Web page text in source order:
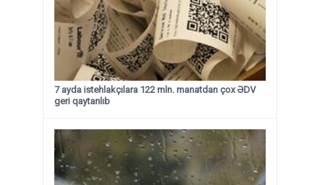
7 ayda istehlakçılara 122 mln. manatdan çox ƏDV
geri qaytarılıb